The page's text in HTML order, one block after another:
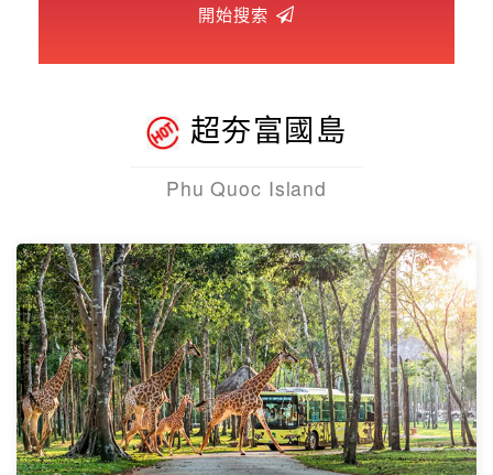
開始搜索
超夯富國島
Phu Quoc Island